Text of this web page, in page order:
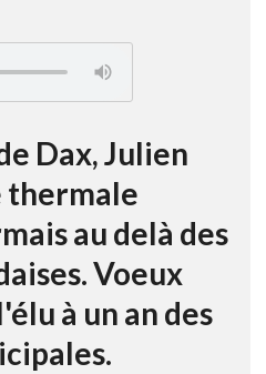
Dax, Julien
thermale
au delà des
Voeux
à un an des